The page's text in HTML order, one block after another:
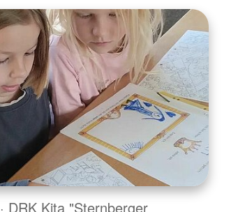
· DRK Kita "Sternberger